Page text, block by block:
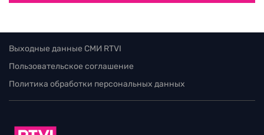
Выходные данные СМИ RTVI
Пользовательское соглашение
Политика обработки персональных данных